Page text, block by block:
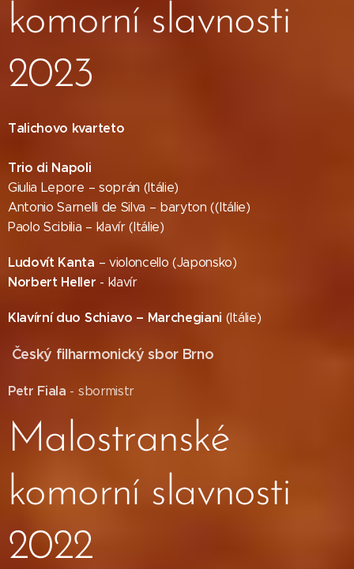
komorní slavnosti
2023
Talichovo kvarteto
Trio di Napoli
Giulia Lepore – soprán (Itálie)
Antonio Sarnelli de Silva – baryton ((Itálie)
Paolo Scibilia – klavír (Itálie)
Ludovít Kanta – violoncello (Japonsko)
Norbert Heller - klavír
Klavírní duo Schiavo – Marchegiani (Itálie)
Český filharmonický sbor Brno
Petr Fiala - sbormistr
Malostranské
komorní slavnosti
2022